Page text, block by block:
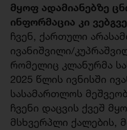
მყოფ ადამიანებზე
ინფორმაცია კი
ჩვენ, ქართული
ივანიშვილი/
რომელიც კლანურმა
2025 წლის ივნისში
სასამართლოს
ჩვენი დაცვის ქვეშ
მსხვერპლი ქალების,